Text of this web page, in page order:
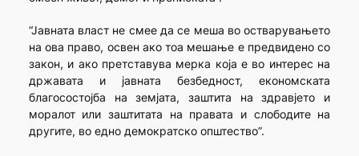
“Јавната власт не смее да се меша во остварувањето
на ова право, освен ако тоа мешање е предвидено со
закон, и ако претставува мерка која е во интерес на
државата и јавната безбедност, економската
благосостојба на земјата, заштита на здравјето и
моралот или заштитата на правата и слободите на
другите, во едно демократско општество”.